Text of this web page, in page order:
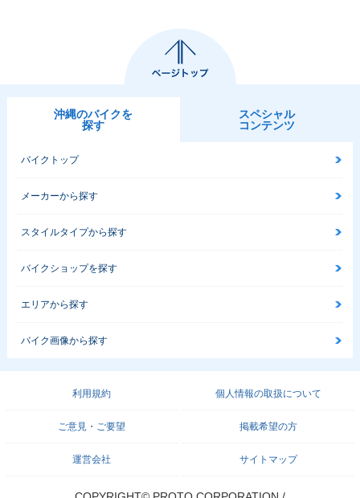
沖縄のバイクを
探す
スペシャル
コンテンツ
バイクトップ
メーカーから探す
スタイルタイプから探す
バイクショップを探す
エリアから探す
バイク画像から探す
利用規約 個人情報の取扱について
ご意見・ご要望 掲載希望の方
運営会社 サイトマップ